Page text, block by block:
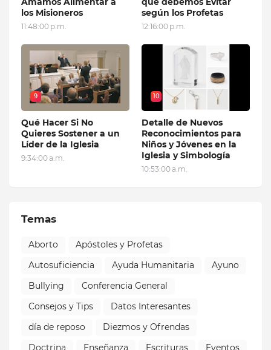
los Misioneros
11:48:00 p.m.
según los Profetas
12:16:00 p.m.
9
Qué Hacer Si No
Quieres Sostener a un
Líder de la Iglesia
9:34:00 a.m.
10
Detalle de Nuevos
Reconocimientos para
Niños y Jóvenes en la
Iglesia y Simbología
10:53:00 a.m.
Temas
Aborto
Apóstoles y Profetas
Autosuficiencia
Ayuda Humanitaria
Ayuno
Bullying
Conferencia General
Consejos y Tips
Datos Interesantes
día de reposo
Diezmos y Ofrendas